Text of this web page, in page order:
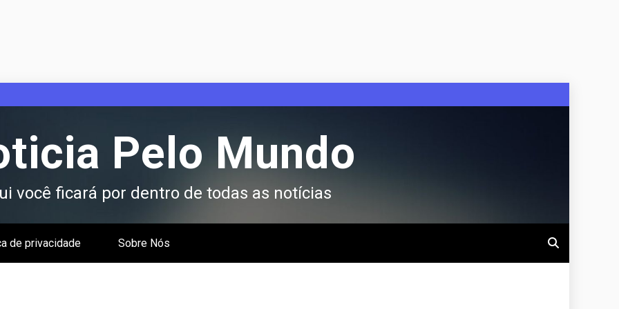
Pelo Mundo
você ficará por dentro de todas as notícias
de privacidade Sobre Nós